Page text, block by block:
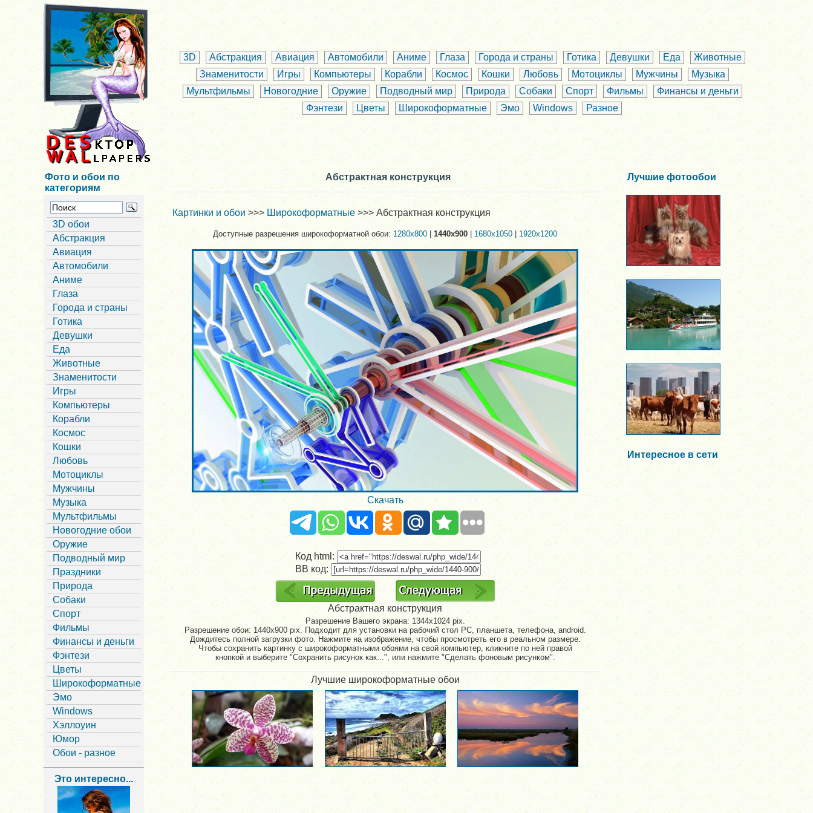
3D Абстракция Авиация Автомобили Аниме Глаза Города и страны Готика Девушки Еда
Животные
Знаменитости
Игры Компьютеры Корабли Космос Кошки Любовь Мотоциклы Мужчины
Музыка
Мультфильмы
Новогодние Оружие Подводный мир Природа Собаки Спорт Фильмы
Финансы и деньги
Фэнтези
Цветы Широкоформатные Эмо Windows Разное
Фото и обои по
категориям
3D обои
Абстракция
Авиация
Автомобили
Аниме
Глаза
Города и страны
Готика
Девушки
Еда
Животные
Знаменитости
Игры
Компьютеры
Корабли
Космос
Кошки
Любовь
Мотоциклы
Мужчины
Музыка
Мультфильмы
Новогодние обои
Оружие
Подводный мир
Праздники
Природа
Собаки
Спорт
Фильмы
Финансы и деньги
Фэнтези
Цветы
Широкоформатные
Эмо
Windows
Хэллоуин
Юмор
Обои - разное
Это интересно...
Абстрактная конструкция
Картинки и обои>>>Широкоформатные>>> Абстрактная конструкция
Доступные разрешения широкоформатной обои:1280x800| 1440x900| 1680x1050| 1920x1200
Скачать
Код html:
BB код:
Абстрактная конструкция
Разрешение Вашего экрана:1344x1024 pix.
Разрешение обои: 1440x900 pix. Подходит для установки на рабочий стол PC, планшета, телефона, android.
Дождитесь полной загрузки фото. Нажмите на изображение, чтобы просмотреть его в реальном размере.
Чтобы сохранить картинку с широкоформатными обоями на свой компьютер, кликните по ней правой
кнопкой и выберите "Сохранить рисунок как...", или нажмите "Сделать фоновым рисунком".
Лучшие широкоформатные обои
Лучшие фотообои
Интересное в сети